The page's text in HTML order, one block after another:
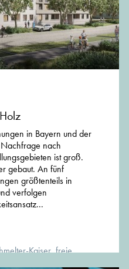
in Bayern und der
nach
ist groß.
gebaut. An fünf
größtenteils in
verfolgen
Kaiser, freie